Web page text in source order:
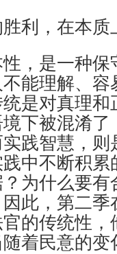
利，在本
，是一种
能理解、
是对真理和
下被混淆了
践智慧，则
中不断积
为什么要
此，第二
的传统性
着民意的变